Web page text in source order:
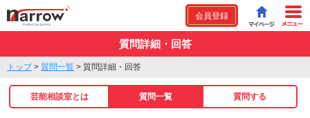
会員登録
質問詳細・回答
トップ> 質問一覧 > 質問詳細・回答
芸能相談室とは 質問一覧 質問する